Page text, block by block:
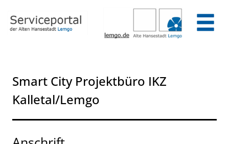
Smart City Projektbüro IKZ
Kalletal/Lemgo